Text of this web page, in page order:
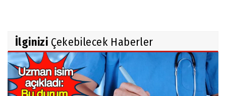
İlginizi Çekebilecek Haberler